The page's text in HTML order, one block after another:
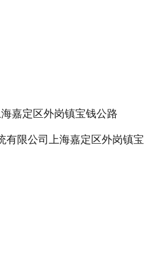
嘉定区外岗镇宝钱公路
有限公司上海嘉定区外岗镇宝